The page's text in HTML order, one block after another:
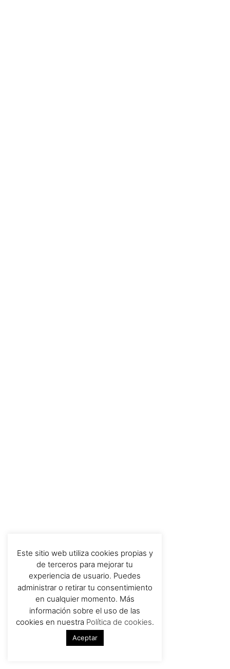
Este sitio web utiliza cookies propias y
de terceros para mejorar tu
experiencia de usuario. Puedes
administrar o retirar tu consentimiento
en cualquier momento. Más
información sobre el uso de las
cookies en nuestra Política de cookies.
Aceptar